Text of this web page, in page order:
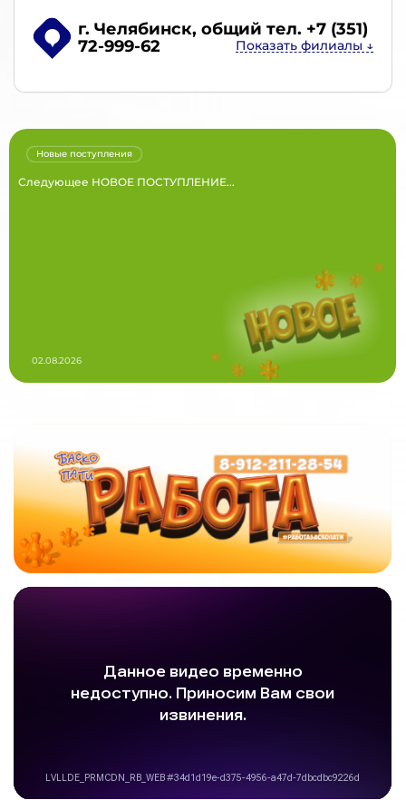
г. Челябинск, общий тел. +7 (351)
72-999-62
Следующее НОВОЕ ПОСТУПЛЕНИЕ...
Новые поступления
02.08.2026